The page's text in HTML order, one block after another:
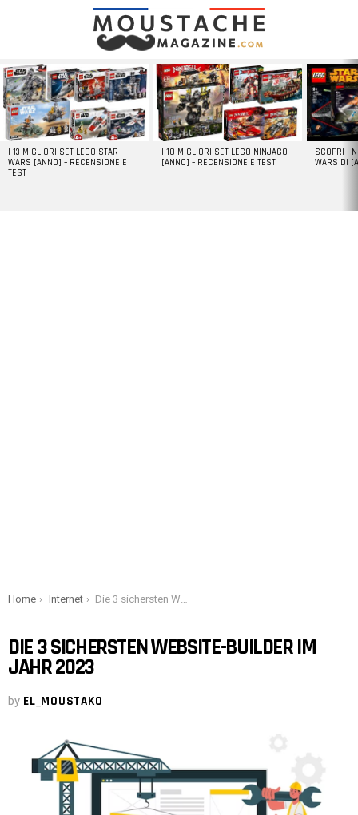
LATEST
STORIES
I 13 MIGLIORI SET LEGO STAR
WARS [ANNO] – RECENSIONE E
TEST
I 10 MIGLIORI SET LEGO NINJAGO
[ANNO] – RECENSIONE E TEST
SCOPRI I
WARS DI
You are here:
Home Internet Die 3 sichersten Website-Builder im Jahr 2023
DIE 3 SICHERSTEN WEBSITE-BUILDER IM
JAHR 2023
by EL_MOUSTAKO